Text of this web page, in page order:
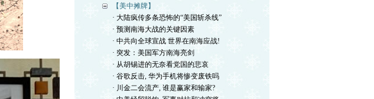
【美中摊牌】
· 大陆疯传多条恐怖的“美国斩杀线”
· 预测南海大战的关键因素
· 中共向全球宣战 世界在南海应战!
· 突发：美国军方南海亮剑
· 从胡锡进的无奈看党国的悲哀
· 谷歌反击, 华为手机将惨变废铁吗
· 川金二会流产, 谁是赢家和输家?